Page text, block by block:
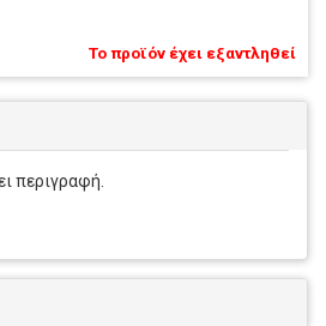
Το προϊόν έχει εξαντληθεί
περιγραφή.